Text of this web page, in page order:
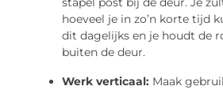
hoeveel je in zo’n korte tijd
dit dagelijks en je houdt de
buiten de deur.
Werk verticaal: Maak